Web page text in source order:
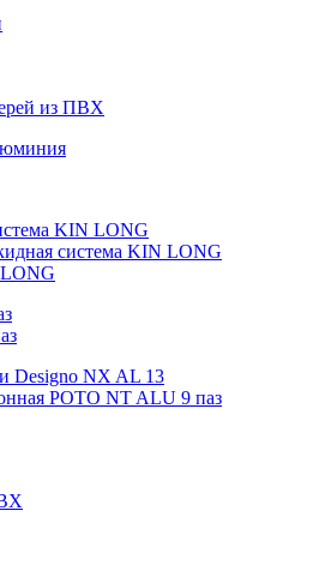
из ПВХ
KIN LONG
система KIN LONG
Designo NX AL 13
РОТО NT ALU 9 паз